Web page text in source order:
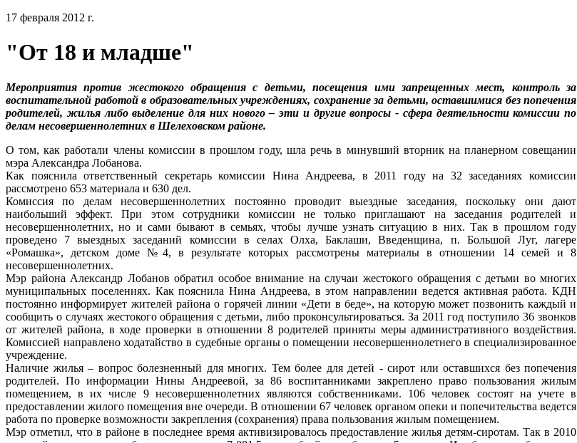
17 февраля 2012 г.
"От 18 и младше"
Мероприятия против жестокого обращения с детьми, посещения ими запрещенных мест, контроль за
воспитательной работой в образовательных учреждениях, сохранение за детьми, оставшимися без попечения
родителей, жилья либо выделение для них нового – эти и другие вопросы - сфера деятельности комиссии по
делам несовершеннолетних в Шелеховском районе.
О том, как работали члены комиссии в прошлом году, шла речь в минувший вторник на планерном совещании
мэра Александра Лобанова.
Как пояснила ответственный секретарь комиссии Нина Андреева, в 2011 году на 32 заседаниях комиссии
рассмотрено 653 материала и 630 дел.
Комиссия по делам несовершеннолетних постоянно проводит выездные заседания, поскольку они дают
наибольший эффект. При этом сотрудники комиссии не только приглашают на заседания родителей и
несовершеннолетних, но и сами бывают в семьях, чтобы лучше узнать ситуацию в них. Так в прошлом году
проведено 7 выездных заседаний комиссии в селах Олха, Баклаши, Введенщина, п. Большой Луг, лагере
«Ромашка», детском доме №4, в результате которых рассмотрены материалы в отношении 14 семей и 8
несовершеннолетних.
Мэр района Александр Лобанов обратил особое внимание на случаи жестокого обращения с детьми во многих
муниципальных поселениях. Как пояснила Нина Андреева, в этом направлении ведется активная работа. КДН
постоянно информирует жителей района о горячей линии «Дети в беде», на которую может позвонить каждый и
сообщить о случаях жестокого обращения с детьми, либо проконсультироваться. За 2011 год поступило 36 звонков
от жителей района, в ходе проверки в отношении 8 родителей приняты меры административного воздействия.
Комиссией направлено ходатайство в судебные органы о помещении несовершеннолетнего в специализированное
учреждение.
Наличие жилья – вопрос болезненный для многих. Тем более для детей - сирот или оставшихся без попечения
родителей. По информации Нины Андреевой, за 86 воспитанниками закреплено право пользования жилым
помещением, в их числе 9 несовершеннолетних являются собственниками. 106 человек состоят на учете в
предоставлении жилого помещения вне очереди. В отношении 67 человек органом опеки и попечительства ведется
работа по проверке возможности закрепления (сохранения) права пользования жилым помещением.
Мэр отметил, что в районе в последнее время активизировалось предоставление жилья детям-сиротам. Так в 2010